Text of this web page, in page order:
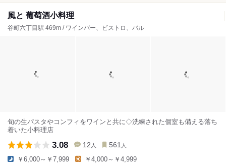
風と 葡萄酒小料理
谷町六丁目駅 469m / ワインバー、ビストロ、バル
旬の生パスタやコンフィをワインと共に◇洗練された個室も備える落ち
着いた小料理店
3.08 12 人 561 人
￥6,000～￥7,999 ￥4,000～￥4,999